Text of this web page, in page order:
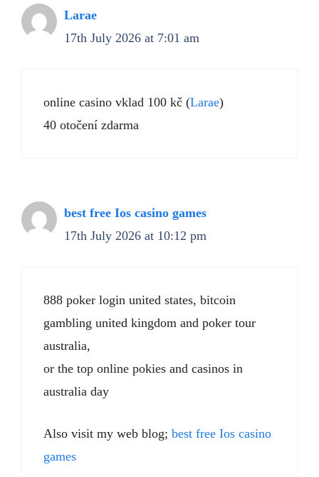
Larae
17th July 2026 at 7:01 am
online casino vklad 100 kč (Larae)
40 otočení zdarma
best free Ios casino games
17th July 2026 at 10:12 pm
888 poker login united states, bitcoin
gambling united kingdom and poker tour
australia,
or the top online pokies and casinos in
australia day
Also visit my web blog; best free Ios casino
games